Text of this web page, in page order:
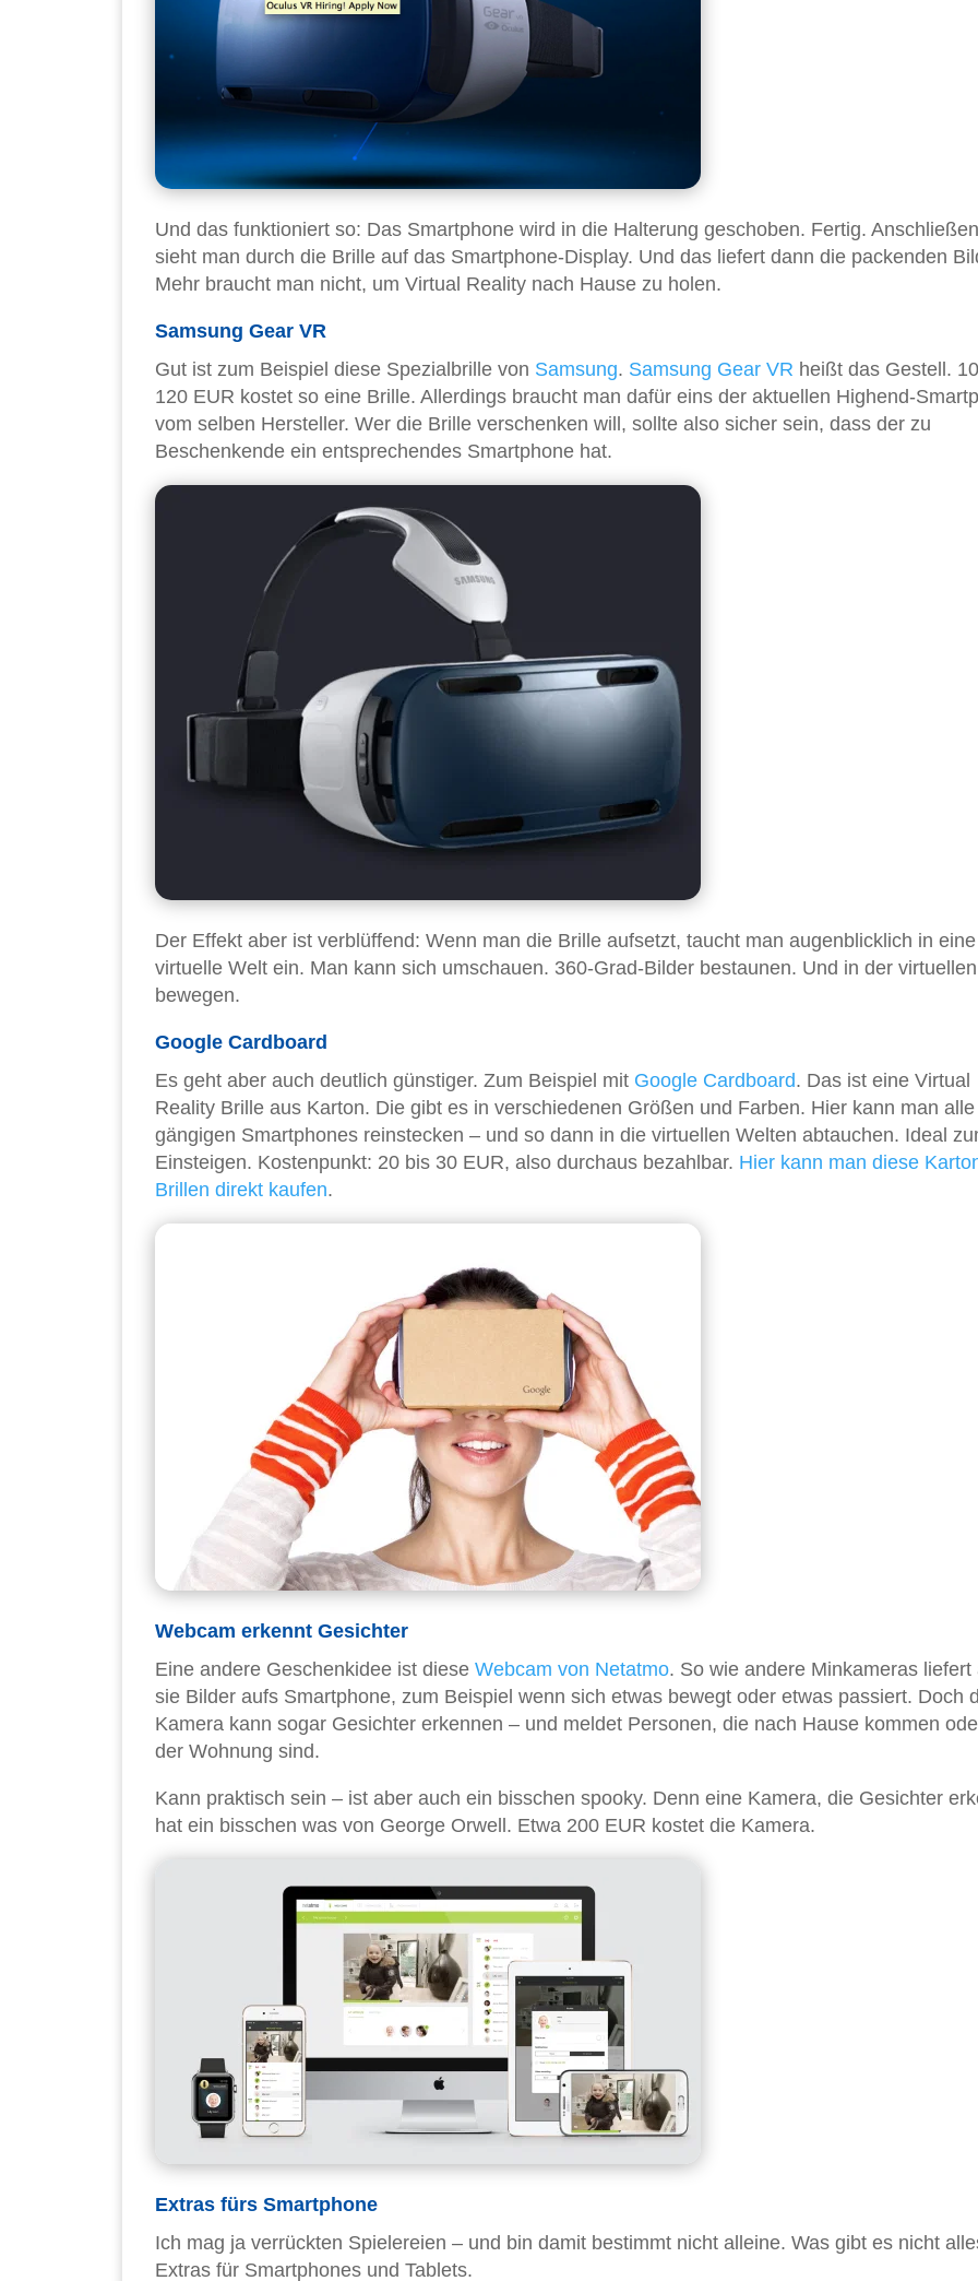
Und das funktioniert so: Das Smartphone wird in die Halterung geschoben. Fertig.
sieht man durch die Brille auf das Smartphone-Display. Und das liefert dann die packenden
Mehr braucht man nicht, um Virtual Reality nach Hause zu holen.
Samsung Gear VR
Gut ist zum Beispiel diese Spezialbrille von Samsung. Samsung Gear VR heißt das Gestell.
120 EUR kostet so eine Brille. Allerdings braucht man dafür eins der aktuellen Highend-
vom selben Hersteller. Wer die Brille verschenken will, sollte also sicher sein, dass der zu
Beschenkende ein entsprechendes Smartphone hat.
Der Effekt aber ist verblüffend: Wenn man die Brille aufsetzt, taucht man augenblicklich in eine
virtuelle Welt ein. Man kann sich umschauen. 360-Grad-Bilder bestaunen. Und in der
bewegen.
Google Cardboard
Es geht aber auch deutlich günstiger. Zum Beispiel mit Google Cardboard. Das ist eine Virtual
Reality Brille aus Karton. Die gibt es in verschiedenen Größen und Farben. Hier kann man alle
gängigen Smartphones reinstecken – und so dann in die virtuellen Welten abtauchen. Ideal
Einsteigen. Kostenpunkt: 20 bis 30 EUR, also durchaus bezahlbar. Hier kann man diese
Brillen direkt kaufen.
Webcam erkennt Gesichter
Eine andere Geschenkidee ist diese Webcam von Netatmo. So wie andere Minkameras liefert
sie Bilder aufs Smartphone, zum Beispiel wenn sich etwas bewegt oder etwas passiert. Doch
Kamera kann sogar Gesichter erkennen – und meldet Personen, die nach Hause kommen
der Wohnung sind.
Kann praktisch sein – ist aber auch ein bisschen spooky. Denn eine Kamera, die Gesichter
hat ein bisschen was von George Orwell. Etwa 200 EUR kostet die Kamera.
Extras fürs Smartphone
Ich mag ja verrückten Spielereien – und bin damit bestimmt nicht alleine. Was gibt es nicht
Extras für Smartphones und Tablets.